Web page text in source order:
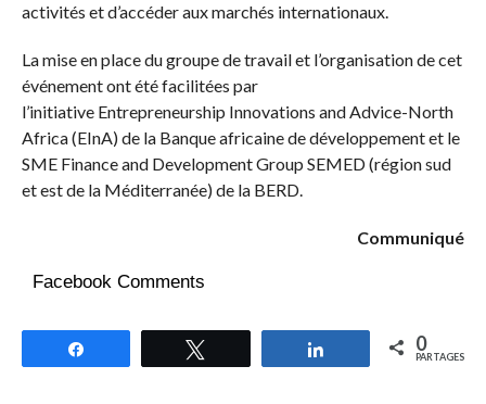
activités et d’accéder aux marchés internationaux.
La mise en place du groupe de travail et l’organisation de cet
événement ont été facilitées par
l’initiative Entrepreneurship Innovations and Advice-North
Africa (EInA) de la Banque africaine de développement et le
SME Finance and Development Group SEMED (région sud
et est de la Méditerranée) de la BERD.
Communiqué
Facebook Comments
Partagez 0
PARTAGES